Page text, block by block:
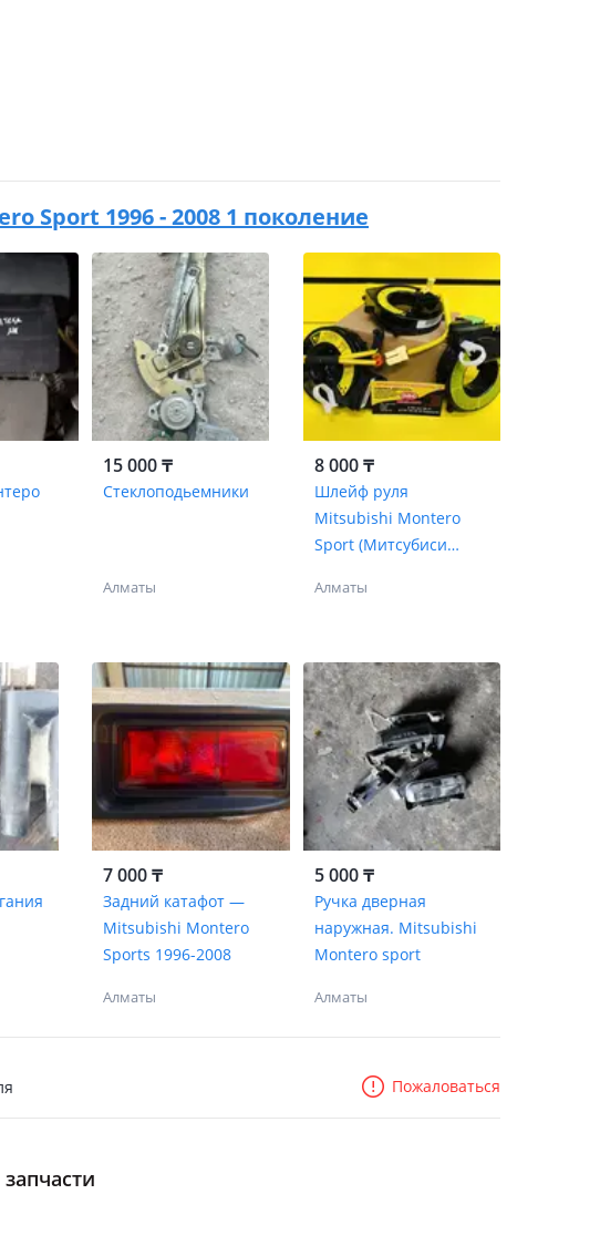
Sport 1996 - 2008 1 поколение
15 000 ₸
Стеклоподьемники
Алматы
8 000 ₸
Шлейф руля
Mitsubishi Montero
Sport (Митсубиси
Алматы
7 000 ₸
Задний катафот —
Mitsubishi Montero
Sports 1996-2008
Алматы
5 000 ₸
Ручка дверная
наружная. Mitsubishi
Montero sport
Алматы
Пожаловаться